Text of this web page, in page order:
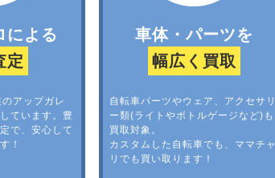
による
定
アップガレ
ています。豊
で、安心して
！
車体・パーツを
幅広く買取
自転車パーツやウェア、アクセサリ
ー類(ライトやボトルゲージなど)も
買取対象。
カスタムした自転車でも、ママチャ
リでも買い取ります！